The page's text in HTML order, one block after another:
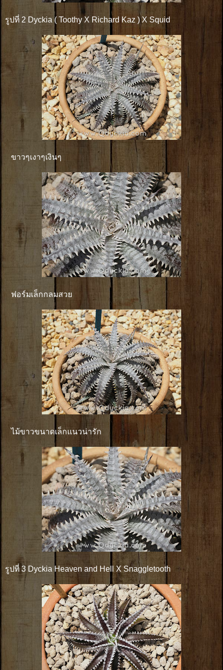
รูปที่ 2 Dyckia ( Toothy X Richard Kaz ) X Squid
ขาวๆเงาๆเงินๆ
ฟอร์มเล็กกลมสวย
ไม้ขาวขนาดเล็กแนวน่ารัก
รูปที่ 3 Dyckia Heaven and Hell X Snaggletooth